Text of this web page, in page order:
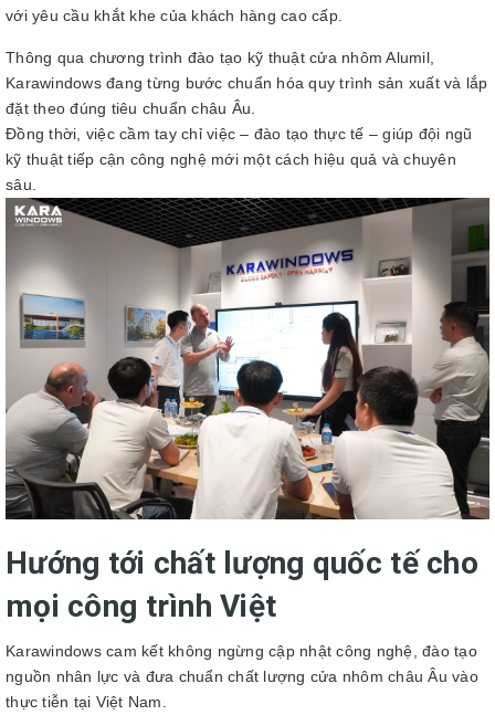
với yêu cầu khắt khe của khách hàng cao cấp.
Thông qua chương trình đào tạo kỹ thuật cửa nhôm Alumil,
Karawindows đang từng bước chuẩn hóa quy trình sản xuất và lắp
đặt theo đúng tiêu chuẩn châu Âu.
Đồng thời, việc cầm tay chỉ việc – đào tạo thực tế – giúp đội ngũ
kỹ thuật tiếp cận công nghệ mới một cách hiệu quả và chuyên
sâu.
Hướng tới chất lượng quốc tế cho
mọi công trình Việt
Karawindows cam kết không ngừng cập nhật công nghệ, đào tạo
nguồn nhân lực và đưa chuẩn chất lượng cửa nhôm châu Âu vào
thực tiễn tại Việt Nam.